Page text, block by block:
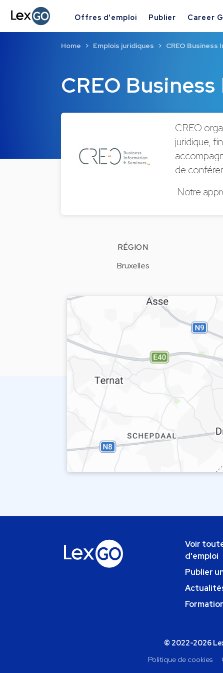
Offres d'emploi Publier Career
CREO
Home Emplois juridiques CREO Business
CREO
juridique,
de
Notre
RÉGION
Bruxelles
Voir
d'emploi
Publier
© 2022-2026
Politique de cookies